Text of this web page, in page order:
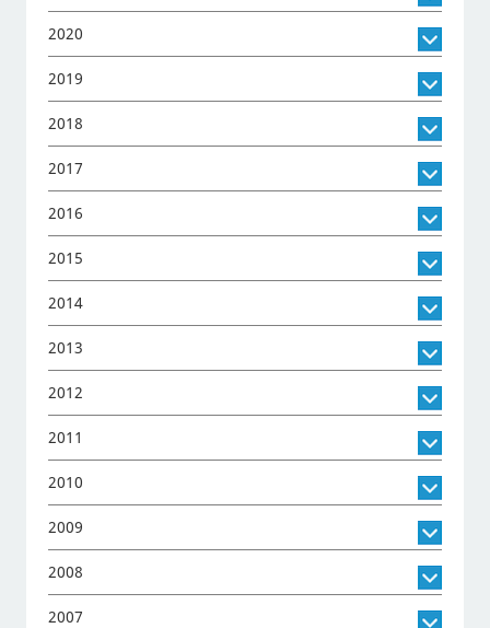
2020
2019
2018
2017
2016
2015
2014
2013
2012
2011
2010
2009
2008
2007